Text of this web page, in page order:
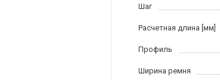
Шаг
Расчетная длина [мм]
Профиль
Ширина ремня